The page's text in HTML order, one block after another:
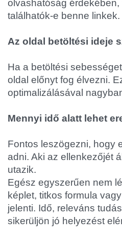
olvashatóság
találhatók-e benne linkek.
Az oldal betöltési ideje
Ha a betöltési
oldal előnyt fog élvezni.
optimalizálásával
Mennyi idő alatt lehet
Fontos leszögezni, hogy
adni. Aki az ellenkezőjét
utazik.
Egész egyszerűen nem
képlet, titkos formula
jelenti. Idő, releváns
sikerüljön jó helyezést